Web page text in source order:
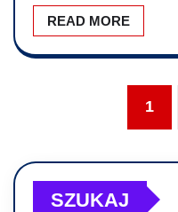
READ MORE
1
SZUKAJ